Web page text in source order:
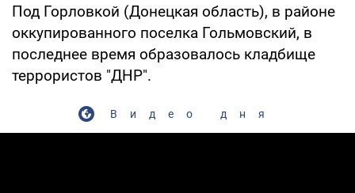
Под Горловкой (Донецкая область), в районе
оккупированного поселка Гольмовский, в
последнее время образовалось кладбище
террористов "ДНР".
Видео дня